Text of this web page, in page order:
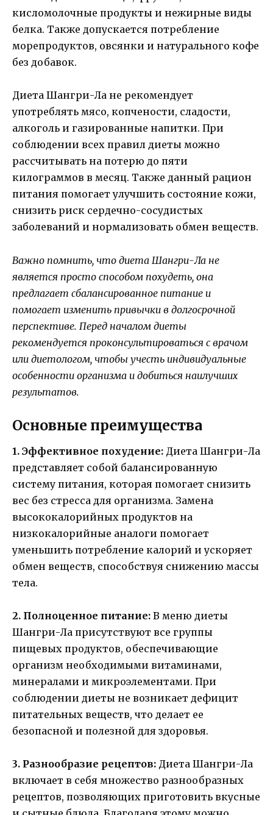
кисломолочные продукты и нежирные виды
белка. Также допускается потребление
морепродуктов, овсянки и натурального кофе
без добавок.
Диета Шангри-Ла не рекомендует
употреблять мясо, копчености, сладости,
алкоголь и газированные напитки. При
соблюдении всех правил диеты можно
рассчитывать на потерю до пяти
килограммов в месяц. Также данный рацион
питания помогает улучшить состояние кожи,
снизить риск сердечно-сосудистых
заболеваний и нормализовать обмен веществ.
Важно помнить, что диета Шангри-Ла не
является просто способом похудеть, она
предлагает сбалансированное питание и
помогает изменить привычки в долгосрочной
перспективе. Перед началом диеты
рекомендуется проконсультироваться с врачом
или диетологом, чтобы учесть индивидуальные
особенности организма и добиться наилучших
результатов.
Основные преимущества
1. Эффективное похудение: Диета Шангри-Ла
представляет собой балансированную
систему питания, которая помогает снизить
вес без стресса для организма. Замена
высококалорийных продуктов на
низкокалорийные аналоги помогает
уменьшить потребление калорий и ускоряет
обмен веществ, способствуя снижению массы
тела.
2. Полноценное питание: В меню диеты
Шангри-Ла присутствуют все группы
пищевых продуктов, обеспечивающие
организм необходимыми витаминами,
минералами и микроэлементами. При
соблюдении диеты не возникает дефицит
питательных веществ, что делает ее
безопасной и полезной для здоровья.
3. Разнообразие рецептов: Диета Шангри-Ла
включает в себя множество разнообразных
рецептов, позволяющих приготовить вкусные